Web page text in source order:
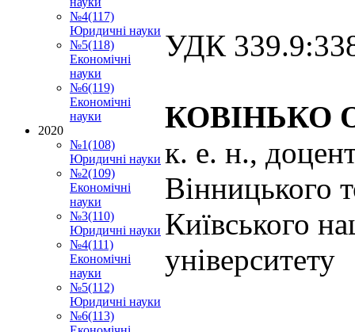
УДК
КОВІНЬКО
к. е. н.,
Вінницького
Київського
університету
№4(117)
Юридичні науки
№5(118)
Економічні
науки
№6(119)
Економічні
науки
2020
№1(108)
Юридичні науки
№2(109)
Економічні
науки
№3(110)
Юридичні науки
№4(111)
Економічні
науки
№5(112)
Юридичні науки
№6(113)